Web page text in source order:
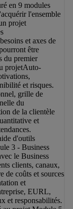
en 9 modules
l'ensemble
projet
et axes de
être
du premier
projetAuto-
et risques.
grille de
du
de la clientèle
et
d'outils
3 - Business
le Business
clients, canaux,
de coûts et sources
et
EURL,
et responsabilités.